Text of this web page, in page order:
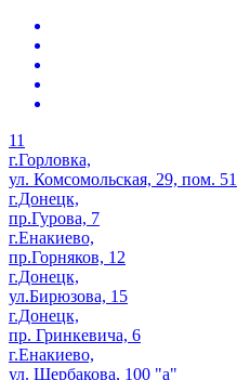
11
г.Горловка,
ул. Комсомольская, 29, пом. 51
г.Донецк,
пр.Гурова, 7
г.Енакиево,
пр.Горняков, 12
г.Донецк,
ул.Бирюзова, 15
г.Донецк,
пр. Гринкевича, 6
г.Енакиево,
ул. Щербакова, 100 "а"